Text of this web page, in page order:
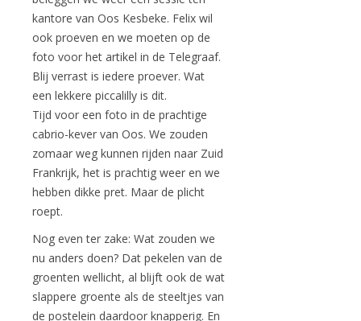
kantore van Oos Kesbeke. Felix wil
ook proeven en we moeten op de
foto voor het artikel in de Telegraaf.
Blij verrast is iedere proever. Wat
een lekkere piccalilly is dit.
Tijd voor een foto in de prachtige
cabrio-kever van Oos. We zouden
zomaar weg kunnen rijden naar Zuid
Frankrijk, het is prachtig weer en we
hebben dikke pret. Maar de plicht
roept.
Nog even ter zake: Wat zouden we
nu anders doen? Dat pekelen van de
groenten wellicht, al blijft ook de wat
slappere groente als de steeltjes van
de postelein daardoor knapperig. En